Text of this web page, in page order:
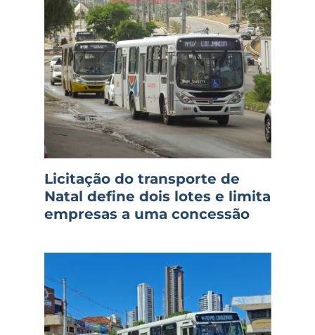
Licitação do transporte de
Natal define dois lotes e limita
empresas a uma concessão